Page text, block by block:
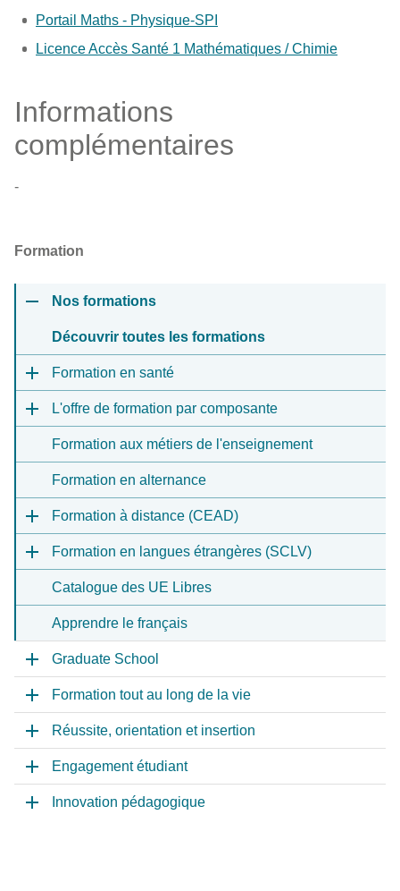
Portail Maths - Physique-SPI
Licence Accès Santé 1 Mathématiques / Chimie
Informations
complémentaires
-
Formation
Nos formations
Découvrir toutes les formations
Formation en santé
L'offre de formation par composante
Formation aux métiers de l'enseignement
Formation en alternance
Formation à distance (CEAD)
Formation en langues étrangères (SCLV)
Catalogue des UE Libres
Apprendre le français
Graduate School
Formation tout au long de la vie
Réussite, orientation et insertion
Engagement étudiant
Innovation pédagogique